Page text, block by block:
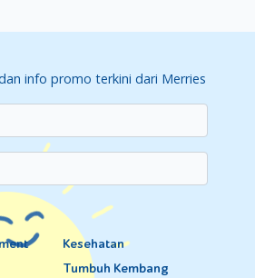
info promo terkini dari Merries
Kesehatan
Tumbuh Kembang